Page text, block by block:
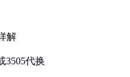
解
3505代换